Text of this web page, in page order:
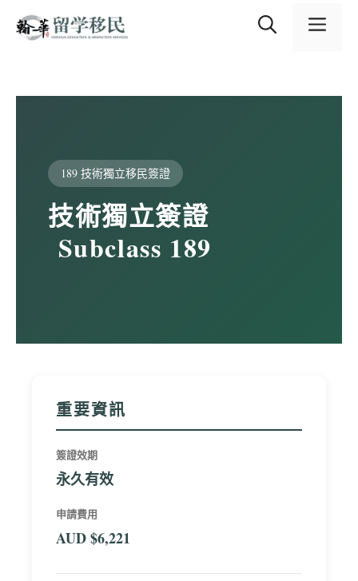
選
189 技術獨立移民簽證
技術獨立簽證
Subclass 189
重要資訊
簽證效期
永久有效
申請費用
AUD $6,221